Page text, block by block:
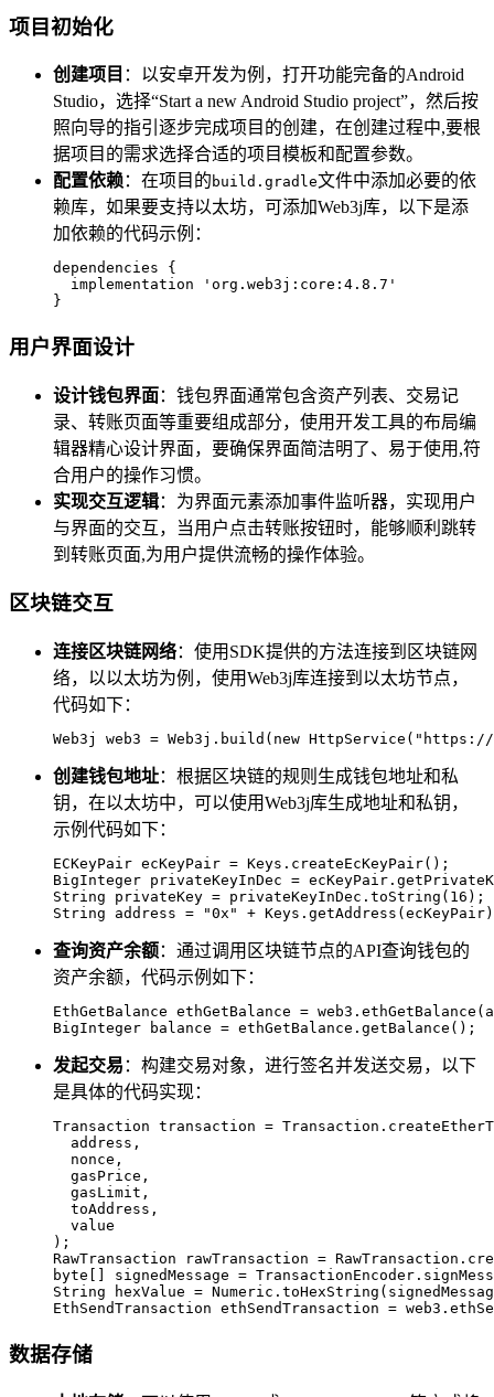
项目初始化
创建项目 ：以安卓开发为例，打开功能完备的Android
Studio，选择“Start a new Android Studio project”，然后按
照向导的指引逐步完成项目的创建，在创建过程中,要根
据项目的需求选择合适的项目模板和配置参数。
配置依赖：在项目的 build.gradle文件中添加必要的依
赖库，如果要支持以太坊，可添加Web3j库，以下是添
加依赖的代码示例：
dependencies {
  implementation 'org.web3j:core:4.8.7'
}
用户界面设计
设计钱包界面：钱包界面通常包含资产列表、交易记
录、转账页面等重要组成部分，使用开发工具的布局编
辑器精心设计界面，要确保界面简洁明了、易于使用,符
合用户的操作习惯。
实现交互逻辑：为界面元素添加事件监听器，实现用户
与界面的交互，当用户点击转账按钮时，能够顺利跳转
到转账页面,为用户提供流畅的操作体验。
区块链交互
连接区块链网络：使用SDK提供的方法连接到区块链网
络，以以太坊为例，使用Web3j库连接到以太坊节点，
代码如下：
Web3j web3 = Web3j.build(new HttpService("https://
创建钱包地址：根据区块链的规则生成钱包地址和私
钥，在以太坊中，可以使用Web3j库生成地址和私钥，
示例代码如下：
ECKeyPair ecKeyPair = Keys.createEcKeyPair();
BigInteger privateKeyInDec =
String privateKey = privateKeyInDec.toString(16);
String address = "0x" +
查询资产余额：通过调用区块链节点的API查询钱包的
资产余额，代码示例如下：
EthGetBalance ethGetBalance =
BigInteger balance = ethGetBalance.getBalance();
发起交易 ：构建交易对象，进行签名并发送交易，以下
是具体的代码实现：
Transaction transaction =
  address,
  nonce,
  gasPrice,
  gasLimit,
  toAddress,
  value
);
RawTransaction rawTransaction =
byte[] signedMessage =
String hexValue =
EthSendTransaction ethSendTransaction =
数据存储